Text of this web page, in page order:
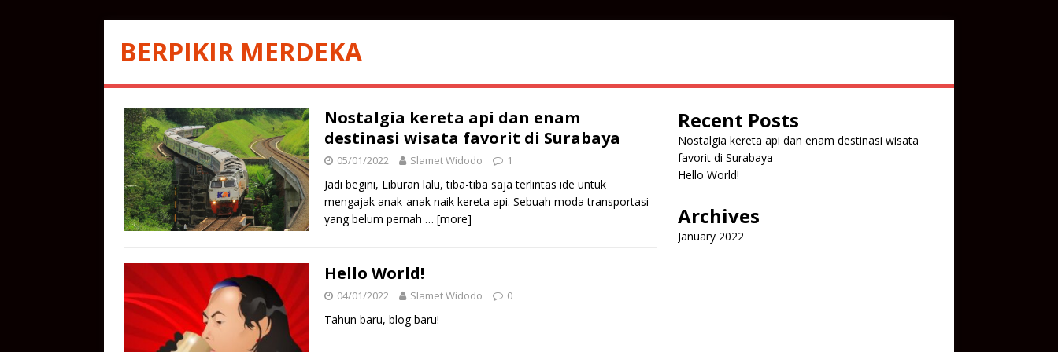
BERPIKIR MERDEKA
Nostalgia kereta api dan enam
destinasi wisata favorit di Surabaya
05/01/2022 Slamet Widodo 1
Jadi begini, Liburan lalu, tiba-tiba saja terlintas ide untuk
mengajak anak-anak naik kereta api. Sebuah moda transportasi
yang belum pernah … [more]
Hello World!
04/01/2022 Slamet Widodo 0
Tahun baru, blog baru!
Recent Posts
Nostalgia kereta api dan enam destinasi wisata
favorit di Surabaya
Hello World!
Archives
January 2022